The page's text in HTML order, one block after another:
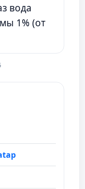
вода
1% (от